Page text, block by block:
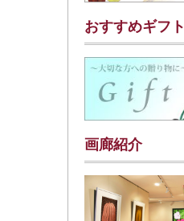
おすすめギフト
画廊紹介